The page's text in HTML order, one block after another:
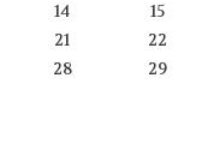
14
15
21
22
28
29